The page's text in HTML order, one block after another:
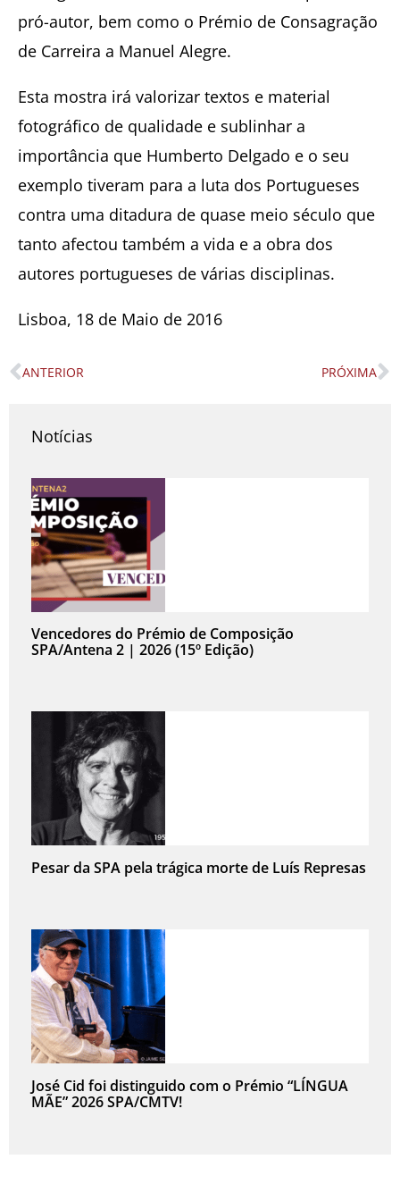
pró-autor, bem como o Prémio de Consagração
de Carreira a Manuel Alegre.
Esta mostra irá valorizar textos e material
fotográfico de qualidade e sublinhar a
importância que Humberto Delgado e o seu
exemplo tiveram para a luta dos Portugueses
contra uma ditadura de quase meio século que
tanto afectou também a vida e a obra dos
autores portugueses de várias disciplinas.
Lisboa, 18 de Maio de 2016
Prev
ANTERIOR PRÓXIMA
Notícias
Vencedores do Prémio de Composição
SPA/Antena 2 | 2026 (15º Edição)
Pesar da SPA pela trágica morte de Luís Represas
José Cid foi distinguido com o Prémio “LÍNGUA
MÃE” 2026 SPA/CMTV!